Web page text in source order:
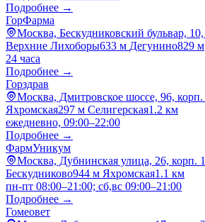
Подробнее →
ГорФарма
Москва, Бескудниковский бульвар,
Верхние Лихоборы633 м Дегунино829 м
24 часа
Подробнее →
Горздрав
Москва, Дмитровское шоссе, 96, корп.
Яхромская297 м Селигерская1.2 км
ежедневно, 09:00–22:00
Подробнее →
ФармУникум
Москва, Дубнинская улица, 26, корп. 1
Бескудниково944 м Яхромская1.1 км
пн-пт 08:00–21:00; сб,вс 09:00–21:00
Подробнее →
Гомеовет